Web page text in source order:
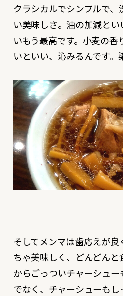
クラシカルでシンプルで
い美味しさ。油の加減と
いもう最高です。小麦の香
いといい、沁みるんです。
そしてメンマは歯応えが
ちゃ美味しく、どんどん
からごっついチャーシュ
でなく、チャーシューもし